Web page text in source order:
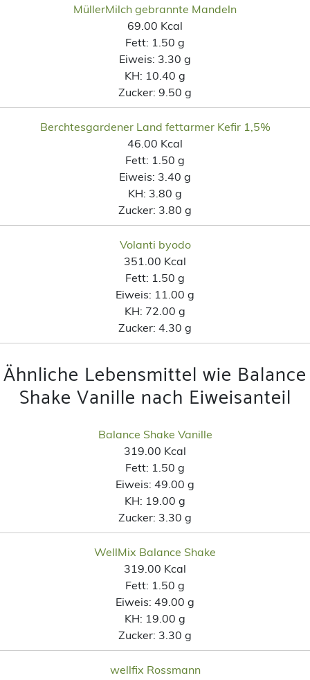
MüllerMilch gebrannte Mandeln
69.00 Kcal
Fett: 1.50 g
Eiweis: 3.30 g
KH: 10.40 g
Zucker: 9.50 g
Berchtesgardener Land fettarmer Kefir 1,5%
46.00 Kcal
Fett: 1.50 g
Eiweis: 3.40 g
KH: 3.80 g
Zucker: 3.80 g
Volanti byodo
351.00 Kcal
Fett: 1.50 g
Eiweis: 11.00 g
KH: 72.00 g
Zucker: 4.30 g
Ähnliche Lebensmittel wie Balance
Shake Vanille nach Eiweisanteil
Balance Shake Vanille
319.00 Kcal
Fett: 1.50 g
Eiweis: 49.00 g
KH: 19.00 g
Zucker: 3.30 g
WellMix Balance Shake
319.00 Kcal
Fett: 1.50 g
Eiweis: 49.00 g
KH: 19.00 g
Zucker: 3.30 g
wellfix Rossmann